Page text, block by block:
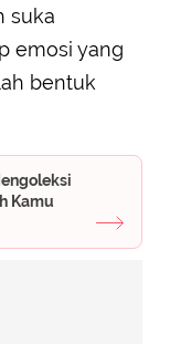
suka
emosi yang
bentuk
Kamu